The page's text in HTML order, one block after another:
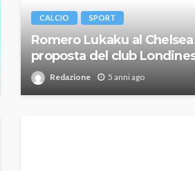
CALCIO SPORT
Romero Lukaku al
proposta del club
Redazione 5 anni ago